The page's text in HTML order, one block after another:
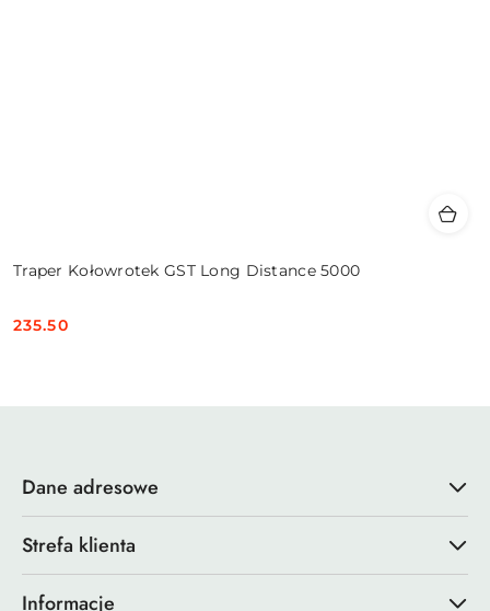
Traper Kołowrotek GST Long Distance 5000
Cena:
235.50
Dane adresowe
Strefa klienta
Informacje